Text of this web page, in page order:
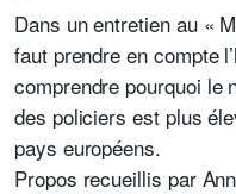
Dans un entretien au «
faut prendre en compte
comprendre pourquoi le
des policiers est plus
pays européens.
Propos recueillis par